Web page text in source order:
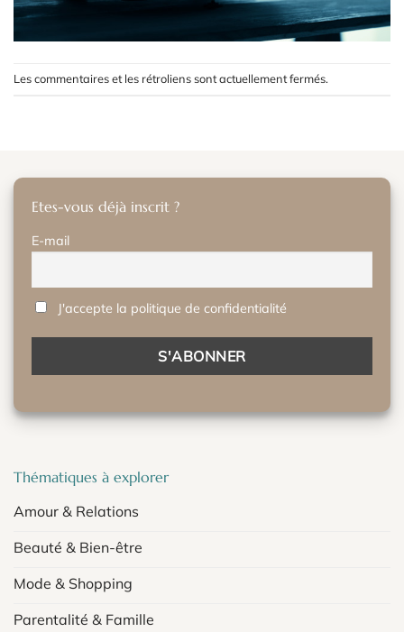
Les commentaires et les rétroliens sont actuellement fermés.
Etes-vous déjà inscrit ?
E-mail
J'accepte la politique de confidentialité
Thématiques à explorer
Amour & Relations
Beauté & Bien-être
Mode & Shopping
Parentalité & Famille